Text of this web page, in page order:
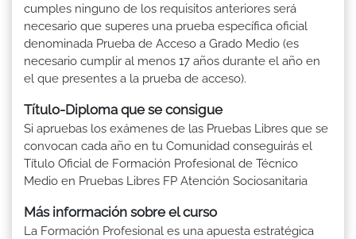
cumples ninguno de los requisitos anteriores será
necesario que superes una prueba específica oficial
denominada Prueba de Acceso a Grado Medio (es
necesario cumplir al menos 17 años durante el año en
el que presentes a la prueba de acceso).
Título-Diploma que se consigue
Si apruebas los exámenes de las Pruebas Libres que se
convocan cada año en tu Comunidad conseguirás el
Título Oficial de Formación Profesional de Técnico
Medio en Pruebas Libres FP Atención Sociosanitaria
Más información sobre el curso
La Formación Profesional es una apuesta estratégica